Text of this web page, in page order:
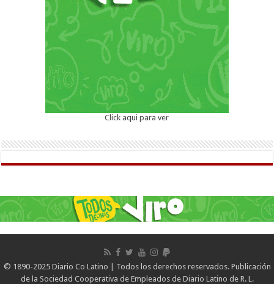
Click aqui para ver
© 1890-2025 Diario Co Latino | Todos los derechos reservados. Publicación
de la Sociedad Cooperativa de Empleados de Diario Latino de R. L.